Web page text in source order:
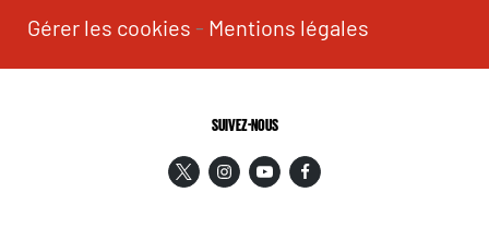
Gérer les cookies - Mentions légales
SUIVEZ-NOUS